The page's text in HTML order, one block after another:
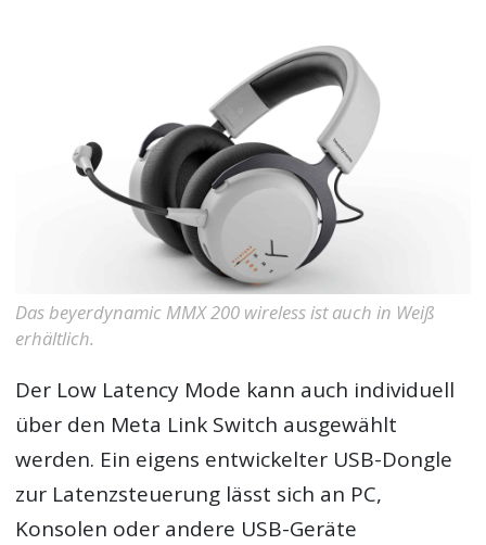
Das beyerdynamic MMX 200 wireless ist auch in Weiß
erhältlich.
Der Low Latency Mode kann auch individuell
über den Meta Link Switch ausgewählt
werden. Ein eigens entwickelter USB-Dongle
zur Latenzsteuerung lässt sich an PC,
Konsolen oder andere USB-Geräte